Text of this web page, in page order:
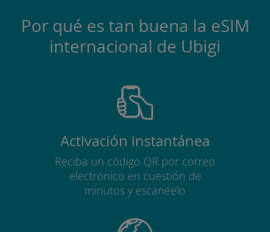
Por qué es tan buena la eSIM
internacional de Ubigi
Activación instantánea
Reciba un código QR por correo
electrónico en cuestión de
minutos y escanéelo